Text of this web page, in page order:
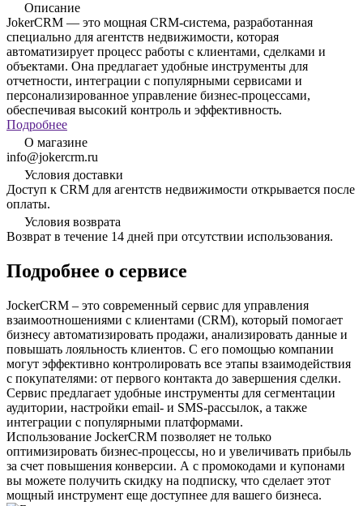
Описание
JokerCRM — это мощная CRM-система, разработанная
специально для агентств недвижимости, которая
автоматизирует процесс работы с клиентами, сделками и
объектами. Она предлагает удобные инструменты для
отчетности, интеграции с популярными сервисами и
персонализированное управление бизнес-процессами,
обеспечивая высокий контроль и эффективность.
Подробнее
О магазине
info@jokercrm.ru
Условия доставки
Доступ к CRM для агентств недвижимости открывается после
оплаты.
Условия возврата
Возврат в течение 14 дней при отсутствии использования.
Подробнее о сервисе
JockerCRM – это современный сервис для управления
взаимоотношениями с клиентами (CRM), который помогает
бизнесу автоматизировать продажи, анализировать данные и
повышать лояльность клиентов. С его помощью компании
могут эффективно контролировать все этапы взаимодействия
с покупателями: от первого контакта до завершения сделки.
Сервис предлагает удобные инструменты для сегментации
аудитории, настройки email- и SMS-рассылок, а также
интеграции с популярными платформами.
Использование JockerCRM позволяет не только
оптимизировать бизнес-процессы, но и увеличивать прибыль
за счет повышения конверсии. А с промокодами и купонами
вы можете получить скидку на подписку, что сделает этот
мощный инструмент еще доступнее для вашего бизнеса.